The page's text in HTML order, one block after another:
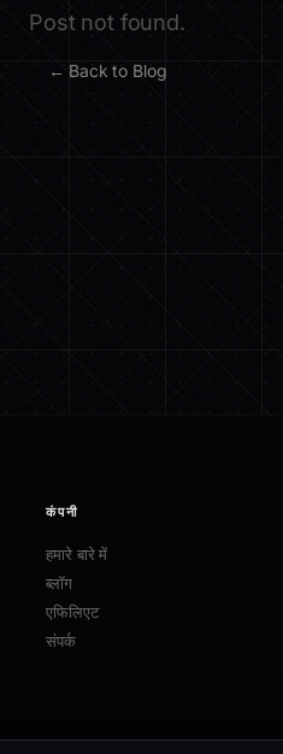
Post not found.
← Back to Blog
कंपनी
हमारे बारे में
ब्लॉग
एफिलिएट
संपर्क